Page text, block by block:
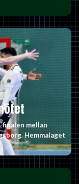
mellan
Hemmalaget